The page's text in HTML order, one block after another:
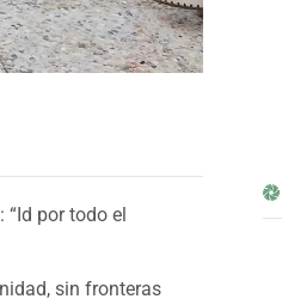
por todo el
sin fronteras